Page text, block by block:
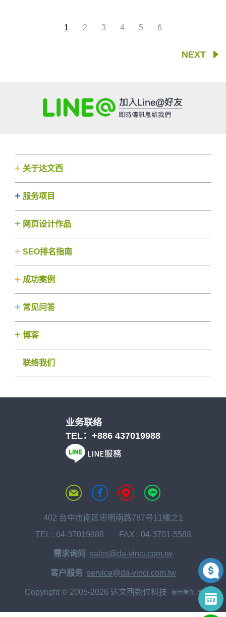
1 2 3 4 5 6
NEXT
关于达文西
服务项目
网页设计作品
SEO排名指南
成功案例
常见问答
博客
联络我们
业务联络
TEL： +886 437019988
402 台中市南区忠明南路787号11楼之1
TEL : 04-37019988 FAX : 04-3701-5588
需求询问 sales@da-vinci.com.tw
客户服务 service@da-vinci.com.tw
Copyright © 2005-2026 达文西数位科技 使用者条款